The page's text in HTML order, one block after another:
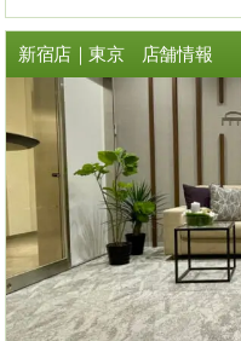
新宿店｜東京 店舗情報